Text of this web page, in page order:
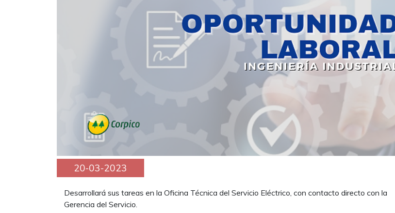
20-03-2023
Desarrollará sus tareas en la Oficina Técnica del Servicio Eléctrico, con contacto directo con la
Gerencia del Servicio.